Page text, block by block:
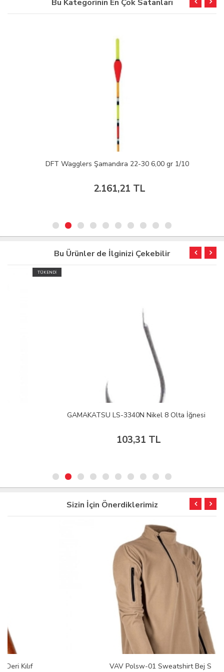
Bu Kategorinin En Çok Satanları
DFT Wagglers Şamandıra 22-30 6,00 gr 1/10
2.161,21 TL
Bu Ürünler de İlginizi Çekebilir
GAMAKATSU LS-3340N Nikel 8 Olta İğnesi
103,31 TL
Sizin İçin Önerdiklerimiz
VAV Polsw-01 Sweatshirt Bej S